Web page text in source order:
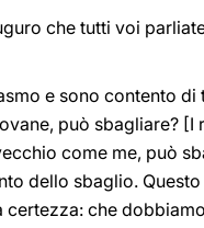
che tutti voi
e sono contento
può sbagliare?
come me, può
dello sbaglio.
certezza: che